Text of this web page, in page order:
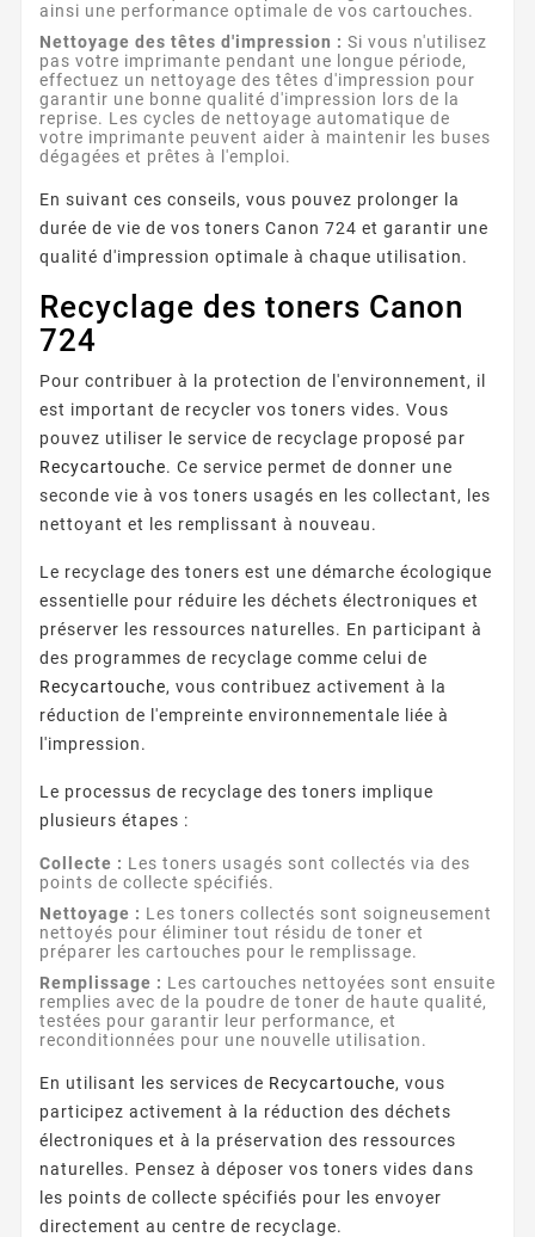
ainsi une performance optimale de vos cartouches.
Nettoyage des têtes d'impression : Si vous n'utilisez
pas votre imprimante pendant une longue période,
effectuez un nettoyage des têtes d'impression pour
garantir une bonne qualité d'impression lors de la
reprise. Les cycles de nettoyage automatique de
votre imprimante peuvent aider à maintenir les buses
dégagées et prêtes à l'emploi.
En suivant ces conseils, vous pouvez prolonger la
durée de vie de vos toners Canon 724 et garantir une
qualité d'impression optimale à chaque utilisation.
Recyclage des toners Canon
724
Pour contribuer à la protection de l'environnement, il
est important de recycler vos toners vides. Vous
pouvez utiliser le service de recyclage proposé par
Recycartouche. Ce service permet de donner une
seconde vie à vos toners usagés en les collectant, les
nettoyant et les remplissant à nouveau.
Le recyclage des toners est une démarche écologique
essentielle pour réduire les déchets électroniques et
préserver les ressources naturelles. En participant à
des programmes de recyclage comme celui de
Recycartouche, vous contribuez activement à la
réduction de l'empreinte environnementale liée à
l'impression.
Le processus de recyclage des toners implique
plusieurs étapes :
Collecte : Les toners usagés sont collectés via des
points de collecte spécifiés.
Nettoyage : Les toners collectés sont soigneusement
nettoyés pour éliminer tout résidu de toner et
préparer les cartouches pour le remplissage.
Remplissage : Les cartouches nettoyées sont ensuite
remplies avec de la poudre de toner de haute qualité,
testées pour garantir leur performance, et
reconditionnées pour une nouvelle utilisation.
En utilisant les services de Recycartouche, vous
participez activement à la réduction des déchets
électroniques et à la préservation des ressources
naturelles. Pensez à déposer vos toners vides dans
les points de collecte spécifiés pour les envoyer
directement au centre de recyclage.